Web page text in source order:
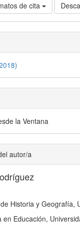
de cita
la Ventana
autor/a
Historia y Geografía,
en Educación,